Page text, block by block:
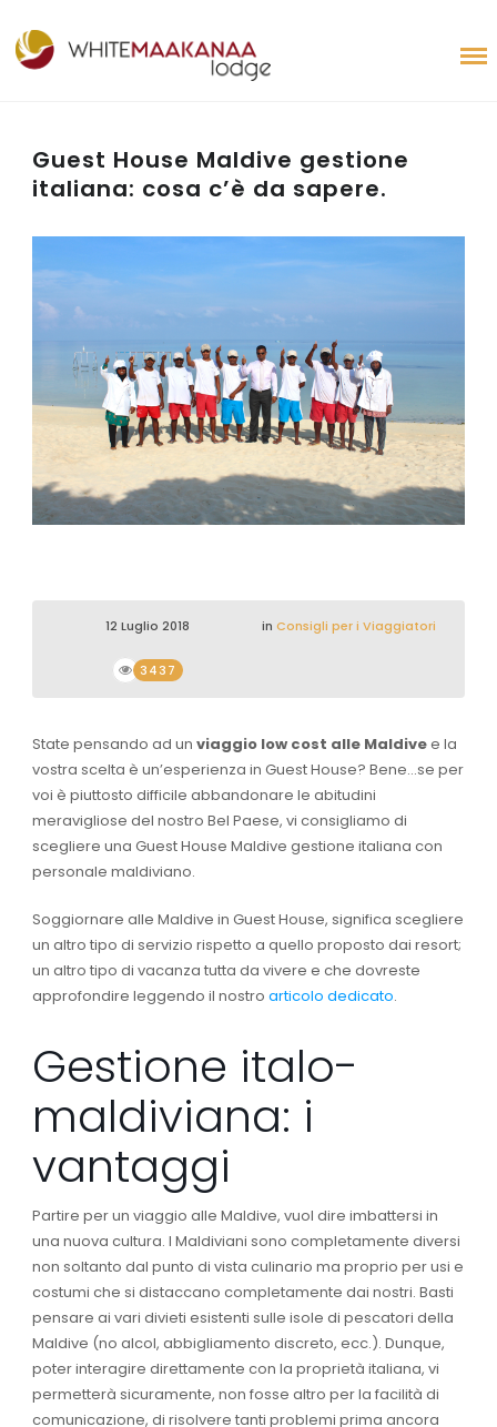
Guest House Maldive gestione
italiana: cosa c’è da sapere.
12 Luglio 2018 in Consigli per i Viaggiatori
3437
State pensando ad un viaggio low cost alle Maldivee la
vostra scelta è un’esperienza in Guest House? Bene…se per
voi è piuttosto difficile abbandonare le abitudini
meravigliose del nostro Bel Paese, vi consigliamo di
scegliere una Guest House Maldive gestione italiana con
personale maldiviano.
Soggiornare alle Maldive in Guest House, significa scegliere
un altro tipo di servizio rispetto a quello proposto dai resort;
un altro tipo di vacanza tutta da vivere e che dovreste
approfondire leggendo il nostro articolo dedicato.
Gestione italo-
maldiviana: i
vantaggi
Partire per un viaggio alle Maldive, vuol dire imbattersi in
una nuova cultura. I Maldiviani sono completamente diversi
non soltanto dal punto di vista culinario ma proprio per usi e
costumi che si distaccano completamente dai nostri. Basti
pensare ai vari divieti esistenti sulle isole di pescatori della
Maldive (no alcol, abbigliamento discreto, ecc.). Dunque,
poter interagire direttamente con la proprietà italiana, vi
permetterà sicuramente, non fosse altro per la facilità di
comunicazione, di risolvere tanti problemi prima ancora